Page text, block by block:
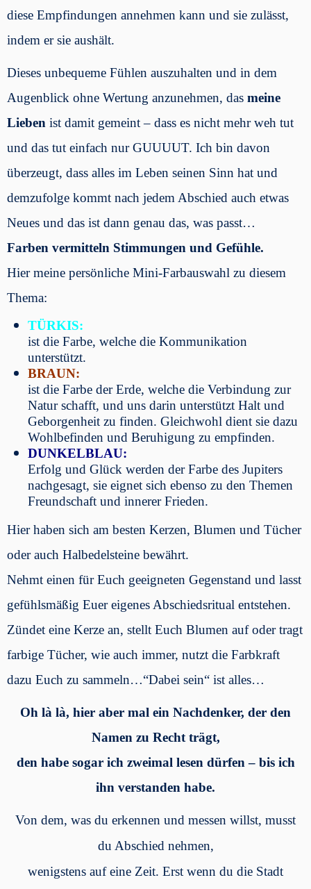
diese Empfindungen annehmen kann und sie zulässt,
indem er sie aushält.
Dieses unbequeme Fühlen auszuhalten und in dem
Augenblick ohne Wertung anzunehmen, das meine
Lieben ist damit gemeint – dass es nicht mehr weh tut
und das tut einfach nur GUUUUT. Ich bin davon
überzeugt, dass alles im Leben seinen Sinn hat und
demzufolge kommt nach jedem Abschied auch etwas
Neues und das ist dann genau das, was passt…
Farben vermitteln Stimmungen und Gefühle.
Hier meine persönliche Mini-Farbauswahl zu diesem
Thema:
TÜRKIS:
ist die Farbe, welche die Kommunikation
unterstützt.
BRAUN:
ist die Farbe der Erde, welche die Verbindung zur
Natur schafft, und uns darin unterstützt Halt und
Geborgenheit zu finden. Gleichwohl dient sie dazu
Wohlbefinden und Beruhigung zu empfinden.
DUNKELBLAU:
Erfolg und Glück werden der Farbe des Jupiters
nachgesagt, sie eignet sich ebenso zu den Themen
Freundschaft und innerer Frieden.
Hier haben sich am besten Kerzen, Blumen und Tücher
oder auch Halbedelsteine bewährt.
Nehmt einen für Euch geeigneten Gegenstand und lasst
gefühlsmäßig Euer eigenes Abschiedsritual entstehen.
Zündet eine Kerze an, stellt Euch Blumen auf oder tragt
farbige Tücher, wie auch immer, nutzt die Farbkraft
dazu Euch zu sammeln…“Dabei sein“ ist alles…
Oh là là, hier aber mal ein Nachdenker, der den
Namen zu Recht trägt,
den habe sogar ich zweimal lesen dürfen – bis ich
ihn verstanden habe.
Von dem, was du erkennen und messen willst, musst
du Abschied nehmen,
wenigstens auf eine Zeit. Erst wenn du die Stadt